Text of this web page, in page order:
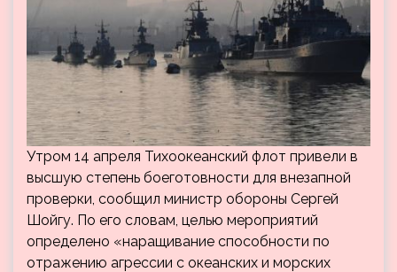
Утром 14 апреля Тихоокеанский флот привели в
высшую степень боеготовности для внезапной
проверки, сообщил министр обороны Сергей
Шойгу. По его словам, целью мероприятий
определено «наращивание способности по
отражению агрессии с океанских и морских